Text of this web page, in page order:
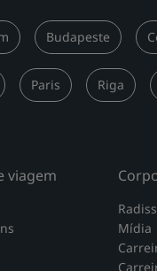
Budapeste
Paris Riga
viagem
Mídia